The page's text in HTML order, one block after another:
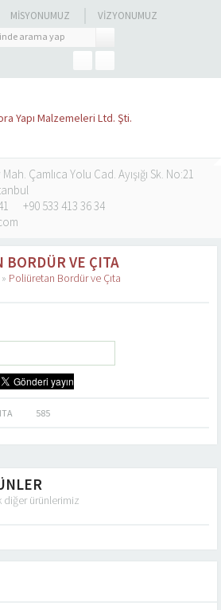
MISYONUMUZ VIZYONUMUZ
Çamlıca Yolu Cad. Ayışığı Sk. No:21
+90 533 413 36 34
BORDÜR VE ÇITA
» Poliüretan Bordür ve Çıta
585
ürünlerimiz